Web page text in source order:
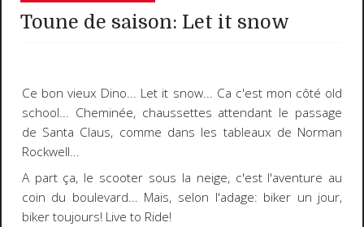
Toune de saison: Let it snow
Ce bon vieux Dino... Let it snow... Ca c'est mon côté old
school... Cheminée, chaussettes attendant le passage
de Santa Claus, comme dans les tableaux de Norman
Rockwell...
A part ça, le scooter sous la neige, c'est l'aventure au
coin du boulevard... Mais, selon l'adage: biker un jour,
biker toujours! Live to Ride!